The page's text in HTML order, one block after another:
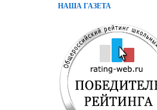
НАША ГАЗЕТА